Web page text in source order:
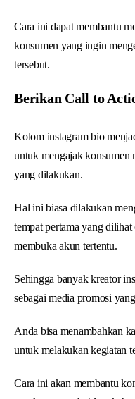
Cara ini dapat membantu
konsumen yang ingin
tersebut.
Berikan Call to
Kolom instagram bio
untuk mengajak konsumen
yang dilakukan.
Hal ini biasa dilakukan
tempat pertama yang
membuka akun tertentu.
Sehingga banyak kreator
sebagai media promosi
Anda bisa menambahkan
untuk melakukan kegiatan
Cara ini akan membantu